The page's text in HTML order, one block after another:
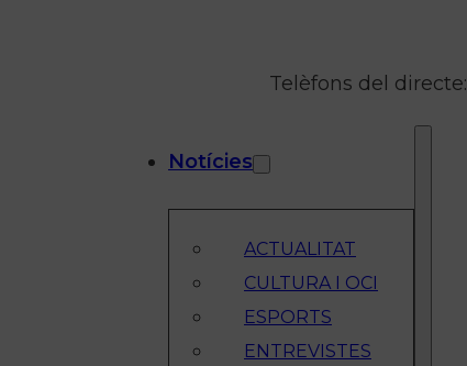
Telèfons del directe:
Notícies
ACTUALITAT
CULTURA I OCI
ESPORTS
ENTREVISTES